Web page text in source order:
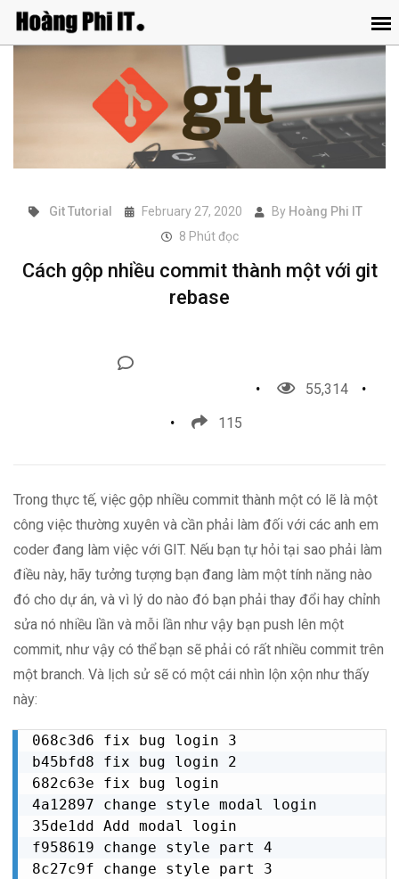
Git Tutorial February 27, 2020 By Hoàng Phi IT
8 Phút đọc
Cách gộp nhiều commit thành một với git
rebase
55,314
115
Trong thực tế, việc gộp nhiều commit thành một có lẽ là một
công việc thường xuyên và cần phải làm đối với các anh em
coder đang làm việc với GIT. Nếu bạn tự hỏi tại sao phải làm
điều này, hãy tưởng tượng bạn đang làm một tính năng nào
đó cho dự án, và vì lý do nào đó bạn phải thay đổi hay chỉnh
sửa nó nhiều lần và mỗi lần như vậy bạn push lên một
commit, như vậy có thể bạn sẽ phải có rất nhiều commit trên
một branch. Và lịch sử sẽ có một cái nhìn lộn xộn như thấy
này:
068c3d6 fix bug login 3
b45bfd8 fix bug login 2
682c63e fix bug login
4a12897 change style modal login
35de1dd Add modal login
f958619 change style part 4
8c27c9f change style part 3